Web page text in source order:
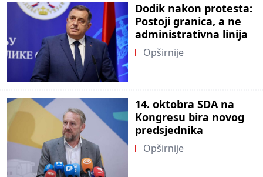
Dodik nakon protesta:
Postoji granica, a ne
administrativna linija
Opširnije
14. oktobra SDA na
Kongresu bira novog
predsjednika
Opširnije